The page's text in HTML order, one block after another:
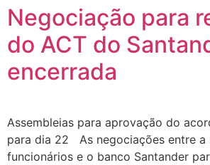
Negociação para
do ACT do
encerrada
Assembleias para aprovação do
para dia 22 As negociações entre a
funcionários e o banco Santander